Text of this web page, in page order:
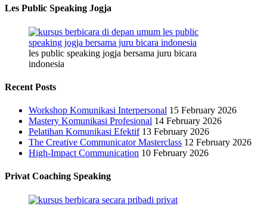
Les Public Speaking Jogja
les public speaking jogja bersama juru bicara
indonesia
Recent Posts
Workshop Komunikasi Interpersonal 15 February 2026
Mastery Komunikasi Profesional 14 February 2026
Pelatihan Komunikasi Efektif 13 February 2026
The Creative Communicator Masterclass 12 February 2026
High-Impact Communication 10 February 2026
Privat Coaching Speaking